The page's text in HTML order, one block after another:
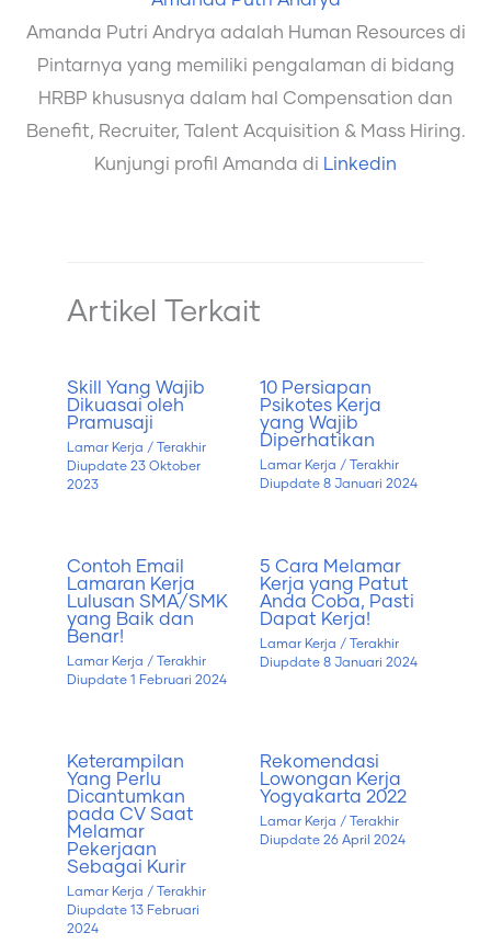
Amanda Putri Andrya adalah Human Resources di
Pintarnya yang memiliki pengalaman di bidang
HRBP khususnya dalam hal Compensation dan
Benefit, Recruiter, Talent Acquisition & Mass Hiring.
Kunjungi profil Amanda di Linkedin
Artikel Terkait
Skill Yang Wajib
Dikuasai oleh
Pramusaji
Lamar Kerja / Terakhir
Diupdate 23 Oktober
2023
10 Persiapan
Psikotes Kerja
yang Wajib
Diperhatikan
Lamar Kerja / Terakhir
Diupdate8 Januari 2024
Contoh Email
Lamaran Kerja
Lulusan SMA/SMK
yang Baik dan
Benar!
Lamar Kerja / Terakhir
Diupdate 1 Februari 2024
5 Cara Melamar
Kerja yang Patut
Anda Coba, Pasti
Dapat Kerja!
Lamar Kerja / Terakhir
Diupdate8 Januari 2024
Keterampilan
Yang Perlu
Dicantumkan
pada CV Saat
Melamar
Pekerjaan
Sebagai Kurir
Lamar Kerja / Terakhir
Diupdate 13 Februari
2024
Rekomendasi
Lowongan Kerja
Yogyakarta 2022
Lamar Kerja / Terakhir
Diupdate26 April 2024